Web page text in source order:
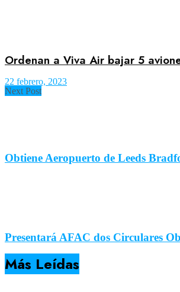
Ordenan a Viva Air bajar 5
22 febrero, 2023
Next Post
Obtiene Aeropuerto de Leeds
Presentará AFAC dos Circulares
Más Leídas